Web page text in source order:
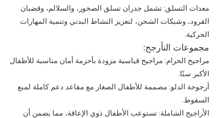
معدات التسلق: تشمل جدران تسلق الصخور، والسلالم، وقضبان
القرود، وشبكات الشحن، لتعزيز النشاط البدني وتنمية المهارات
الحركية.
مجموعات التأرجح:
مراجيح الحزام: مراجيح قياسية مزودة بأحزمة أمان مناسبة للأطفال
الأكبر سنًا.
أرجوحة الدلو: مصممة للأطفال الصغار مع مقاعد دعم كاملة لمنع
السقوط.
الأراجيح الشاملة: تستوعب الأطفال ذوي الإعاقة، مما يضمن أن